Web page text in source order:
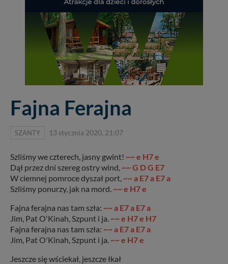
Fajna Ferajna
SZANTY 13 stycznia 2020, 21:07
Szliśmy we czterech, jasny gwint! ~~ e H7 e
Dął przez dni szereg ostry wind, ~~ G D G E7
W ciemnej pomroce dyszał port, ~~ a E7 a E7 a
Szliśmy ponurzy, jak na mord. ~~ e H7 e
Fajna ferajna nas tam szła: ~~ a E7 a E7 a
Jim, Pat O'Kinah, Szpunt i ja. ~~ e H7 e H7
Fajna ferajna nas tam szła: ~~ a E7 a E7 a
Jim, Pat O'Kinah, Szpunt i ja. ~~ e H7 e
Jeszcze się wściekał, jeszcze łkał